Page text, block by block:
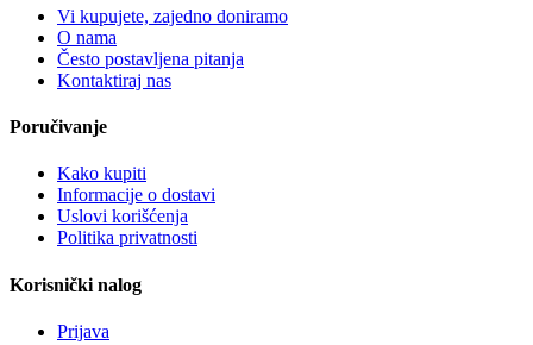
Vi kupujete, zajedno doniramo
O nama
Često postavljena pitanja
Kontaktiraj nas
Poručivanje
Kako kupiti
Informacije o dostavi
Uslovi korišćenja
Politika privatnosti
Korisnički nalog
Prijava